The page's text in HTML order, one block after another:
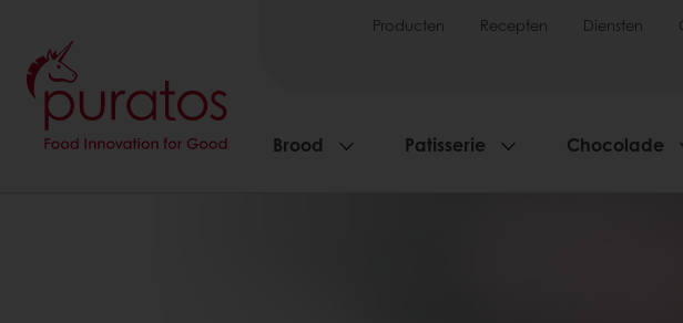
Producten Recepten Diensten
Brood Patisserie Chocolade